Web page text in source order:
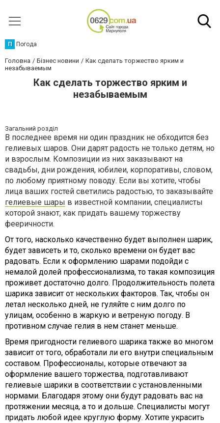
П Погода
Головна Бізнес новини
Как сделать торжество ярким и
незабываемым
Как сделать торжество ярким и
незабываемым
Загальний розділ
В последнее время ни один праздник не обходится без
гелиевых шаров. Они дарят радость не только детям, но
и взрослым. Композиции из них заказывают на
свадьбы, дни рождения, юбилеи, корпоративы, словом,
по любому приятному поводу. Если вы хотите, чтобы
лица ваших гостей светились радостью, то заказывайте
гелиевые шары в известной компании, специалисты
которой знают, как придать вашему торжеству
фееричности.
От того, насколько качественно будет выполнен шарик,
будет зависеть и то, сколько времени он будет вас
радовать. Если к оформлению шарами подойди с
немалой долей профессионализма, то такая композиция
проживет достаточно долго. Продолжительность полета
шарика зависит от нескольких факторов. Так, чтобы он
летал несколько дней, не гуляйте с ним долго по
улицам, особенно в жаркую и ветреную погоду. В
противном случае гелия в нем станет меньше.
Время пригодности гелиевого шарика также во многом
зависит от того, обработали ли его внутри специальным
составом. Профессионалы, которые отвечают за
оформление вашего торжества, подготавливают
гелиевые шарики в соответствии с установленными
нормами. Благодаря этому они будут радовать вас на
протяжении месяца, а то и дольше. Специалисты могут
придать любой идее круглую форму. Хотите украсить